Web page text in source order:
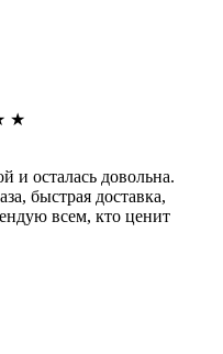
★
и осталась довольна.
быстрая доставка,
всем, кто ценит